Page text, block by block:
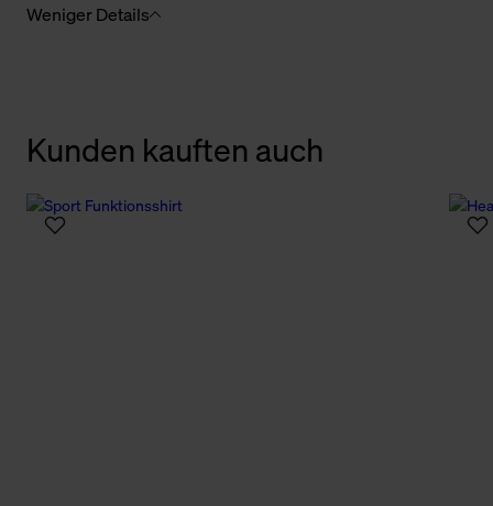
Weniger Details
Kunden kauften auch